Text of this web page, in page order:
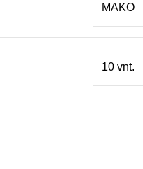
MAKO
10 vnt.